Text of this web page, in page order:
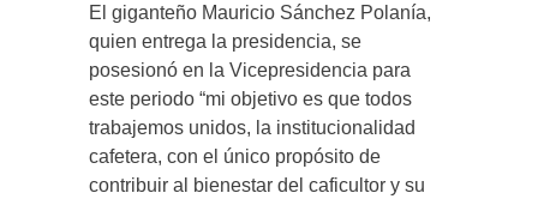
El giganteño Mauricio Sánchez Polanía,
quien entrega la presidencia, se
posesionó en la Vicepresidencia para
este periodo “mi objetivo es que todos
trabajemos unidos, la institucionalidad
cafetera, con el único propósito de
contribuir al bienestar del caficultor y su